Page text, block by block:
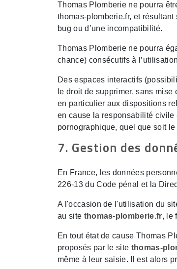
Thomas Plomberie ne pourra
thomas-plomberie.fr, et
bug ou d’une incompatibilité.
Thomas Plomberie ne pourra
chance) consécutifs à
Des espaces interactifs
le droit de supprimer, sans
en particulier aux dispositions
en cause la responsabilité civile
pornographique, quel que soit
7. Gestion des
En France, les données
226-13 du Code pénal et la
A l'occasion de l'utilisation du
au site thomas-plomberie.fr, le
En tout état de cause Thomas
proposés par le site thomas-
même à leur saisie. Il est alors